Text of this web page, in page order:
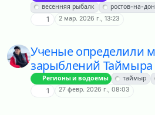
весенняя рыбалк
ростов-на-
1 2 мар. 2026 г., 13:23
Ученые определили
зарыблений Таймыра
Регионы и водоемы таймыр
1 27 февр. 2026 г., 08:03